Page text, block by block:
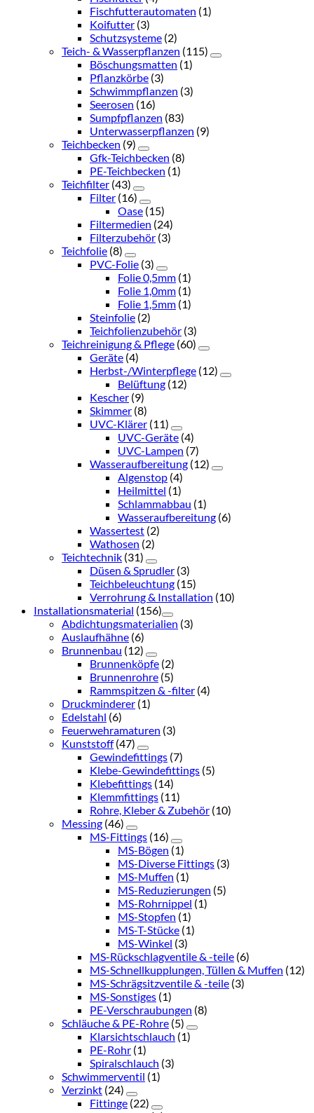
Fischfutterautomaten (1)
Koifutter (3)
Schutzsysteme (2)
Teich- & Wasserpflanzen (115)
Böschungsmatten (1)
Pflanzkörbe (3)
Schwimmpflanzen (3)
Seerosen (16)
Sumpfpflanzen (83)
Unterwasserpflanzen (9)
Teichbecken (9)
Gfk-Teichbecken (8)
PE-Teichbecken (1)
Teichfilter (43)
Filter (16)
Oase (15)
Filtermedien (24)
Filterzubehör (3)
Teichfolie (8)
PVC-Folie (3)
Folie 0,5mm (1)
Folie 1,0mm (1)
Folie 1,5mm (1)
Steinfolie (2)
Teichfolienzubehör (3)
Teichreinigung & Pflege (60)
Geräte (4)
Herbst-/Winterpflege (12)
Belüftung (12)
Kescher (9)
Skimmer (8)
UVC-Klärer (11)
UVC-Geräte (4)
UVC-Lampen (7)
Wasseraufbereitung (12)
Algenstop (4)
Heilmittel (1)
Schlammabbau (1)
Wasseraufbereitung (6)
Wassertest (2)
Wathosen (2)
Teichtechnik (31)
Düsen & Sprudler (3)
Teichbeleuchtung (15)
Verrohrung & Installation (10)
Installationsmaterial (156)
Abdichtungsmaterialien (3)
Auslaufhähne (6)
Brunnenbau (12)
Brunnenköpfe (2)
Brunnenrohre (5)
Rammspitzen & -filter (4)
Druckminderer (1)
Edelstahl (6)
Feuerwehramaturen (3)
Kunststoff (47)
Gewindefittings (7)
Klebe-Gewindefittings (5)
Klebefittings (14)
Klemmfittings (11)
Rohre, Kleber & Zubehör (10)
Messing (46)
MS-Fittings (16)
MS-Bögen (1)
MS-Diverse Fittings (3)
MS-Muffen (1)
MS-Reduzierungen (5)
MS-Rohrnippel (1)
MS-Stopfen (1)
MS-T-Stücke (1)
MS-Winkel (3)
MS-Rückschlagventile & -teile (6)
MS-Schnellkupplungen, Tüllen & Muffen (12)
MS-Schrägsitzventile & -teile (3)
MS-Sonstiges (1)
PE-Verschraubungen (8)
Schläuche & PE-Rohre (5)
Klarsichtschlauch (1)
PE-Rohr (1)
Spiralschlauch (3)
Schwimmerventil (1)
Verzinkt (24)
Fittinge (22)